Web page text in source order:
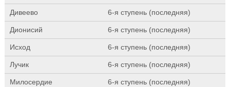
Дивеево 6-я ступень (последняя)
Дионисий 6-я ступень (последняя)
Исход 6-я ступень (последняя)
Лучик 6-я ступень (последняя)
Милосердие 6-я ступень (последняя)